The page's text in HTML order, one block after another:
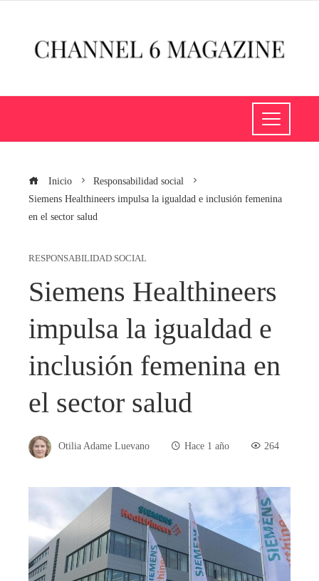
Inicio
Responsabilidad social
Siemens Healthineers impulsa la igualdad e inclusión femenina
en el sector salud
RESPONSABILIDAD SOCIAL
Siemens Healthineers
impulsa la igualdad e
inclusión femenina en
el sector salud
Otilia Adame Luevano Hace 1 año 264